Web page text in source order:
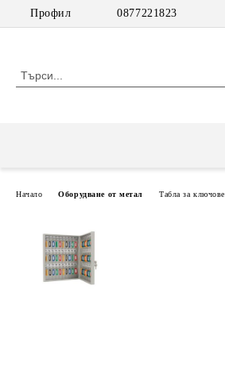
Профил 0877221823
Начало Оборудване от метал Табла за ключове